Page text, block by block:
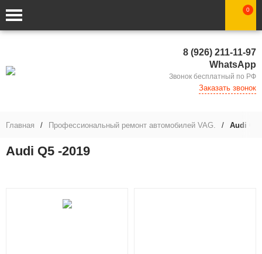
0
8 (926) 211-11-97
WhatsApp
Звонок бесплатный по РФ
Заказать звонок
Главная / Профессиональный ремонт автомобилей VAG. / Audi Q5
Audi Q5 -2019